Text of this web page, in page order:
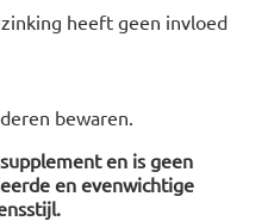
heeft geen invloed
bewaren.
en is geen
en evenwichtige